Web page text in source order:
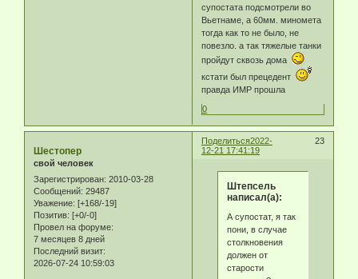
супостата подсмотрели во
Вьетнаме, а 60мм. миномета
тогда как то не было, не
повезло. а так тяжелые танки
пройдут сквозь дома
кстати был прецедент
правда ИМР прошла
0
Поделиться 23
2022-
12-21 17:41:19
Шестопер
свой человек
Зарегистрирован: 2010-03-28
Сообщений: 29487
Уважение: [+168/-19]
Позитив: [+0/-0]
Провел на форуме:
7 месяцев 8 дней
Последний визит:
2026-07-24 10:59:03
Штепсель
написал(а):
А супостат, я так
пони, в случае
столкновения
должен от
старости